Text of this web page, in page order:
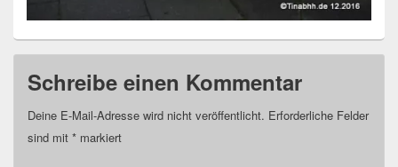
Schreibe einen Kommentar
Deine E-Mail-Adresse wird nicht veröffentlicht. Erforderliche Felder
sind mit * markiert